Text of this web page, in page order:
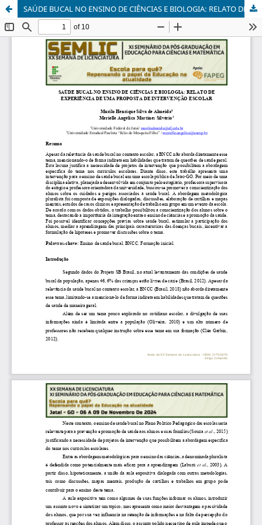
SAÚDE BUCAL NO ENSINO DE CIÊNCIAS E BIOLOGIA: RELATO DE EXPERIÊNCIA DE UMA PROPOSTA DE INTERVENÇÃO ESCOLAR